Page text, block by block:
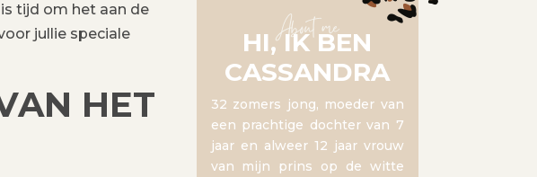
tijd om het aan de
jullie speciale
HET
About me
HI, IK BEN
CASSANDRA
32 zomers jong, moeder van
een prachtige dochter van 7
jaar en alweer 12 jaar vrouw
van mijn prins op de witte